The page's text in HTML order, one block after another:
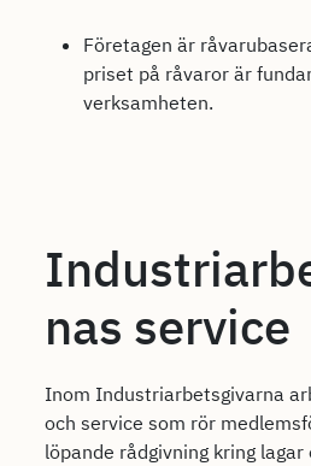
Företagen är
priset på råvaror är
verksamheten.
nas service
Inom Industriarbetsgivarna
och service som rör
löpande rådgivning kring